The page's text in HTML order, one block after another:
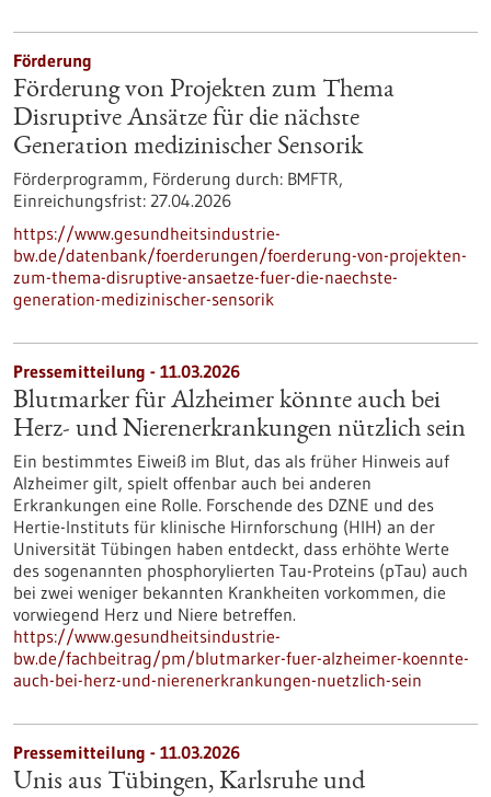
Förderung
Förderung von Projekten zum Thema
Disruptive Ansätze für die nächste
Generation medizinischer Sensorik
Förderprogramm, Förderung durch: BMFTR,
Einreichungsfrist: 27.04.2026
https://www.gesundheitsindustrie-
bw.de/datenbank/foerderungen/foerderung-von-projekten-
zum-thema-disruptive-ansaetze-fuer-die-naechste-
generation-medizinischer-sensorik
Pressemitteilung - 11.03.2026
Blutmarker für Alzheimer könnte auch bei
Herz- und Nierenerkrankungen nützlich sein
Ein bestimmtes Eiweiß im Blut, das als früher Hinweis auf
Alzheimer gilt, spielt offenbar auch bei anderen
Erkrankungen eine Rolle. Forschende des DZNE und des
Hertie-Instituts für klinische Hirnforschung (HIH) an der
Universität Tübingen haben entdeckt, dass erhöhte Werte
des sogenannten phosphorylierten Tau-Proteins (pTau) auch
bei zwei weniger bekannten Krankheiten vorkommen, die
vorwiegend Herz und Niere betreffen.
https://www.gesundheitsindustrie-
bw.de/fachbeitrag/pm/blutmarker-fuer-alzheimer-koennte-
auch-bei-herz-und-nierenerkrankungen-nuetzlich-sein
Pressemitteilung - 11.03.2026
Unis aus Tübingen, Karlsruhe und